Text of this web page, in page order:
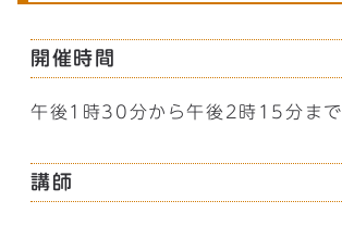
開催時間
午後1時30分から午後2時15分まで
講師